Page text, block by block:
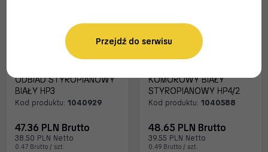
ODBIAD STYROPIANOWY
BIAŁY HP3
Kod produktu: 1040929
47.36 PLN Brutto
38.50 PLN Netto
0.47 Brutto / szt.
KOMOROWY BIAŁY
STYROPIANOWY HP4/2
Kod produktu: 1040588
48.65 PLN Brutto
39.55 PLN Netto
0.49 Brutto / szt.
Przejdź do serwisu